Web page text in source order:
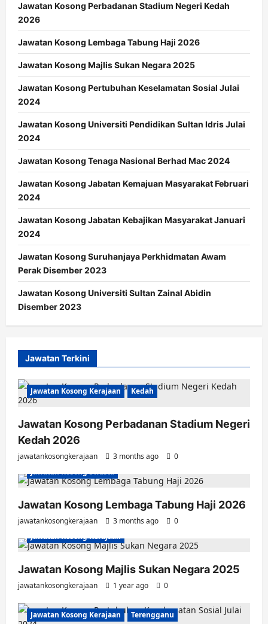
Jawatan Kosong Perbadanan Stadium Negeri Kedah
2026
Jawatan Kosong Lembaga Tabung Haji 2026
Jawatan Kosong Majlis Sukan Negara 2025
Jawatan Kosong Pertubuhan Keselamatan Sosial Julai
2024
Jawatan Kosong Universiti Pendidikan Sultan Idris Julai
2024
Jawatan Kosong Tenaga Nasional Berhad Mac 2024
Jawatan Kosong Jabatan Kemajuan Masyarakat Februari
2024
Jawatan Kosong Jabatan Kebajikan Masyarakat Januari
2024
Jawatan Kosong Suruhanjaya Perkhidmatan Awam
Perak Disember 2023
Jawatan Kosong Universiti Sultan Zainal Abidin
Disember 2023
Jawatan Terkini
Jawatan Kosong Kerajaan Kedah
Jawatan Kosong Perbadanan Stadium Negeri
Kedah 2026
jawatankosongkerajaan 3 months ago
0
Jawatan Kosong Swasta
Jawatan Kosong Lembaga Tabung Haji 2026
jawatankosongkerajaan 3 months ago
0
Jawatan Kosong Kerajaan
Jawatan Kosong Majlis Sukan Negara 2025
jawatankosongkerajaan 1 year ago 0
Jawatan Kosong Kerajaan Terengganu